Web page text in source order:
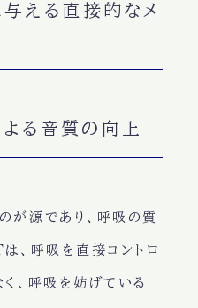
える直接的なメ
る音質の向上
が源であり、呼吸の質
、呼吸を直接コントロ
、呼吸を妨げている